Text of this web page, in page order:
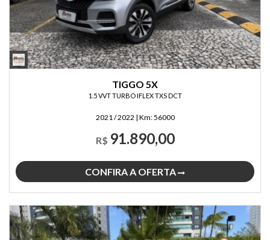
TIGGO 5X
1.5 VVT TURBO IFLEX TXS DCT
2021 / 2022 | Km:56000
R$ 91.890,00
CONFIRA A OFERTA